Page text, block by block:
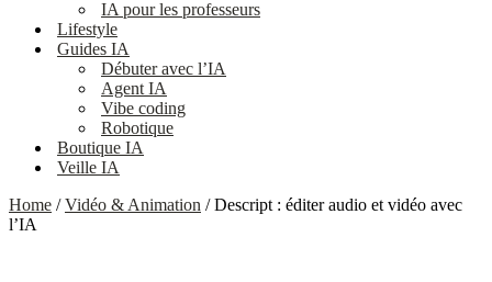
IA pour les professeurs
Lifestyle
Guides IA
Débuter avec l’IA
Agent IA
Vibe coding
Robotique
Boutique IA
Veille IA
Home /Vidéo & Animation / Descript : éditer audio et vidéo avec
l’IA